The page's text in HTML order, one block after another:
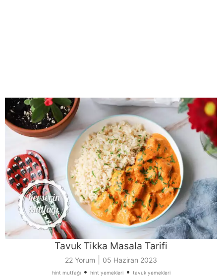
Tavuk Tikka Masala Tarifi
22 Yorum 05 Haziran 2023
hint mutfağı• hint yemekleri• tavuk yemekleri